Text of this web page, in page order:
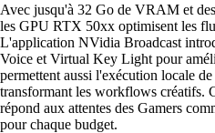
Avec jusqu'à 32 Go de VRAM et
les GPU RTX 50xx optimisent les
L'application NVidia Broadcast
Voice et Virtual Key Light pour
permettent aussi l'exécution locale
transformant les workflows créatifs.
répond aux attentes des Gamers
pour chaque budget.